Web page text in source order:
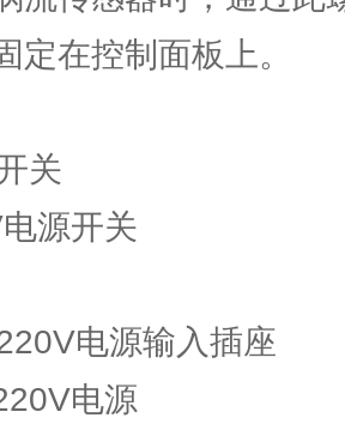
定在控制面板上。
关
源开关
电源输入插座
电源